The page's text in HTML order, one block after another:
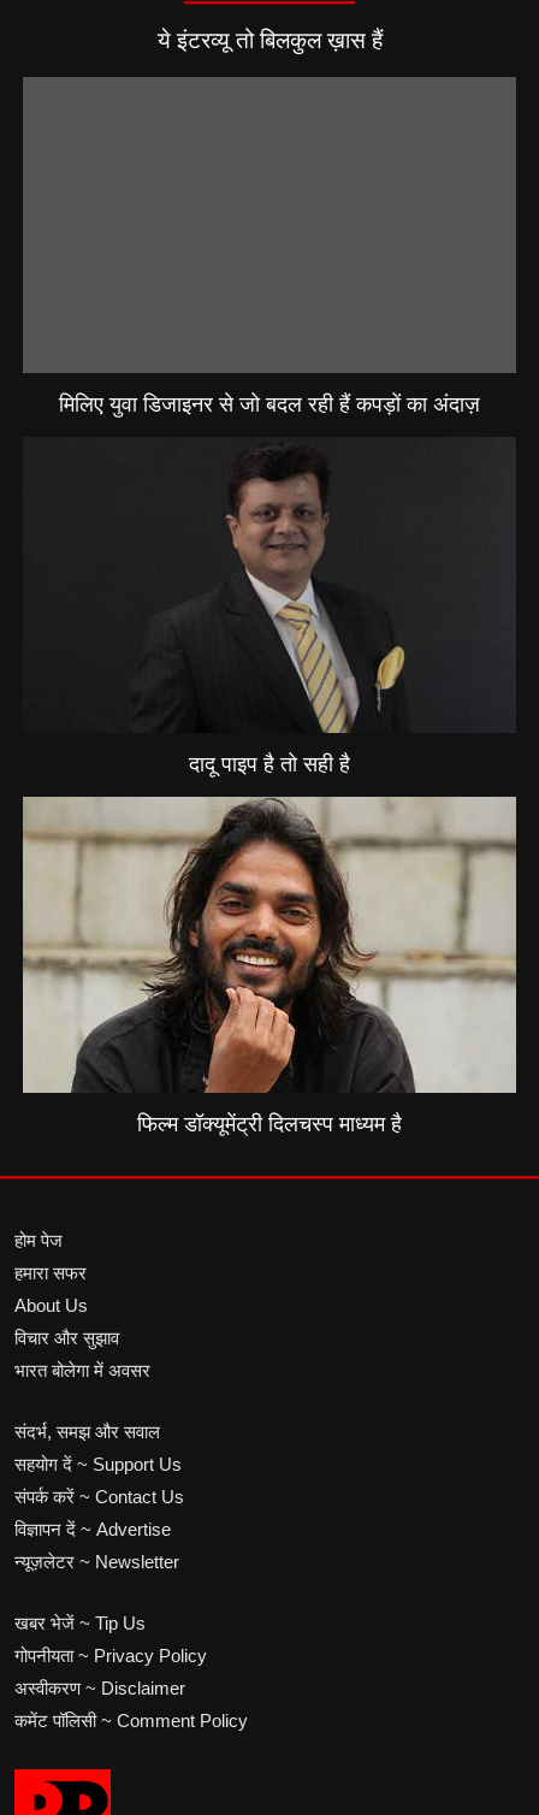
ये इंटरव्यू तो बिलकुल ख़ास हैं
मिलिए युवा डिजाइनर से जो बदल रही हैं कपड़ों का अंदाज़
दादू पाइप है तो सही है
फिल्म डॉक्यूमेंट्री दिलचस्प माध्यम है
होम पेज
हमारा सफर
About Us
विचार और सुझाव
भारत बोलेगा में अवसर
संदर्भ, समझ और सवाल
सहयोग दें ~ Support Us
संपर्क करें ~ Contact Us
विज्ञापन दें ~ Advertise
न्यूज़लेटर ~ Newsletter
खबर भेजें ~ Tip Us
गोपनीयता ~ Privacy Policy
अस्वीकरण ~ Disclaimer
कमेंट पॉलिसी ~ Comment Policy